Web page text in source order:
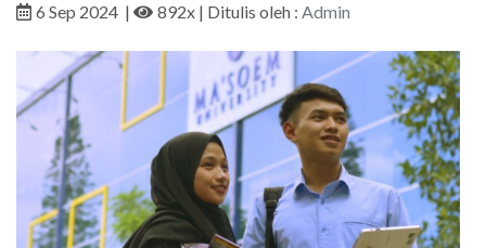
6 Sep 2024 | 892x | Ditulis oleh : Admin